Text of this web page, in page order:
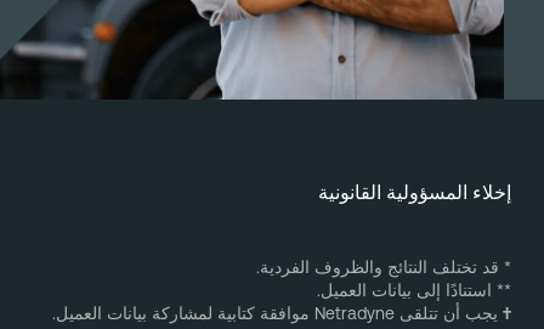
المسؤولية القانونية
قد تختلف النتائج والظروف الفردية.
استنادًا إلى بيانات العميل.
يجب أن تتلقى Netradyne موافقة كتابية لمشاركة بيانات العميل.